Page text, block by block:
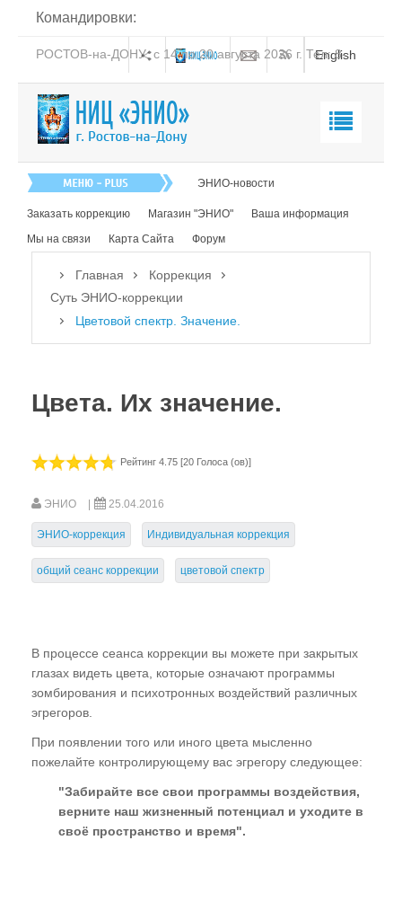
Командировки:
РОСТОВ-на-ДОНУ: с 14 по 20 августа 2026 г. Тел: 8-
English
Суть ЭНИО-коррекции
Как работает ЭНИО-коррекция
Цветовой спектр. Значение.
После коррекции
Что нужно знать
Корректоры НИЦ "ЭНИО"
Пять основных ошибок человека
---- Сожаление об умерших
---- Обиды. Привязки. Стрессы.
---- Аборты. Выкидыши.
---- Сочувствие. Сожаление.
Как исправить свои ошибки
---- Осознание своих ошибок
ЭНИО-новости
Заказать коррекцию Магазин "ЭНИО"
Ваша информация
Мы на связи
Карта Сайта Форум
Главная
Коррекция
Суть ЭНИО-коррекции
Цветовой спектр. Значение.
Цвета. Их значение.
Рейтинг 4.75 [20 Голоса (ов)]
ЭНИО 25.04.2016
ЭНИО-коррекция Индивидуальная коррекция
общий сеанс коррекции цветовой спектр
В процессе сеанса коррекции вы можете при закрытых
глазах видеть цвета, которые означают программы
зомбирования и психотронных воздействий различных
эгрегоров.
При появлении того или иного цвета мысленно
пожелайте контролирующему вас эгрегору следующее:
"Забирайте все свои программы воздействия,
верните наш жизненный потенциал и уходите в
своё пространство и время".